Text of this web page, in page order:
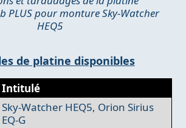
PLUS pour monture Sky-Watcher
HEQ5
de platine disponibles
Intitulé
Sky-Watcher HEQ5, Orion Sirius
EQ-G